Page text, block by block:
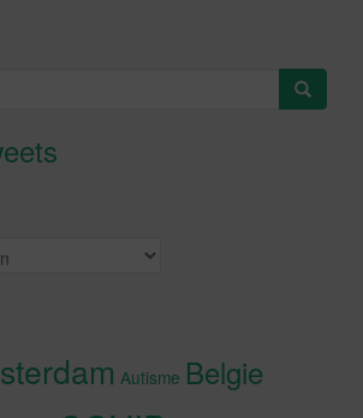
om marketing cookies te
Autisme Belgie